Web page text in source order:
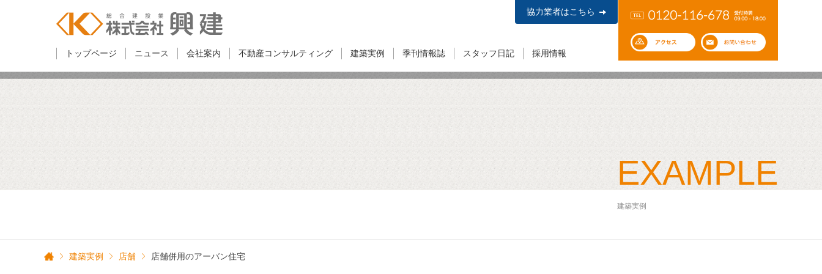
協力業者はこちら
トップページ ニュース 会社案内 不動産コンサルティング 建築実例 季刊情報誌 スタッフ日記 採用情報
EXAMPLE
建築実例
建築実例 店舗 店舗併用のアーバン住宅